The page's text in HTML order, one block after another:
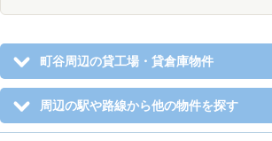
町谷周辺の貸工場・貸倉庫物件
周辺の駅や路線から他の物件を探す